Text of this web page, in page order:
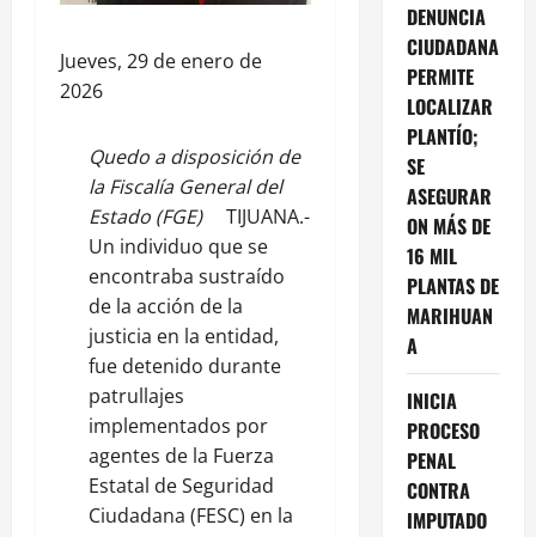
Jueves, 29 de enero de
2026
Quedo a disposición de
la Fiscalía General del
Estado (FGE)TIJUANA.-
Un individuo que se
encontraba sustraído
de la acción de la
justicia en la entidad,
fue detenido durante
patrullajes
implementados por
agentes de la Fuerza
Estatal de Seguridad
Ciudadana (FESC) en la
DENUNCIA
CIUDADANA
PERMITE
LOCALIZAR
PLANTÍO;
SE
ASEGURAR
ON MÁS DE
16 MIL
PLANTAS DE
MARIHUAN
A
INICIA
PROCESO
PENAL
CONTRA
IMPUTADO